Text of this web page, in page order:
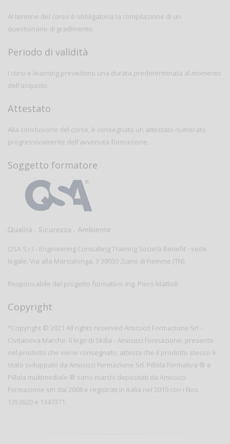
Al termine del corso è obbligatoria la compilazione di un
questionario di gradimento.
Periodo di validità
I corsi e-learning prevedono una durata predeterminata al momento
dell'acquisto.
Attestato
Alla conclusione del corso, è consegnato un attestato numerato
progressivamente dell'avvenuta formazione.
Soggetto formatore
QSA S.r.l - Engineering Consulting Training Società Benefit - sede
legale: Via alla Marcialonga, 3 38030 Ziano di Fiemme (TN)
Responsabile del progetto formativo: Ing. Piero Mattioli
Copyright
*Copyright © 2021 All rights reserved Amicucci Formazione Srl -
Civitanova Marche. Il logo di Skilla - Amicucci Formazione, presente
nel prodotto che viene consegnato, attesta che il prodotto stesso è
stato sviluppato da Amicucci Formazione Srl. Pillola Formativa ® e
Pillola multimediale ® sono marchi depositati da Amicucci
Formazione sin dal 2008 e registrati in Italia nel 2010 con i Nos.
1353620 e 1347371.